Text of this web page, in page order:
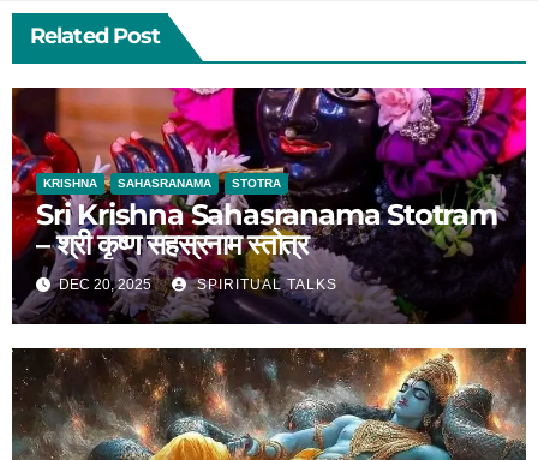
Related Post
KRISHNA SAHASRANAMA STOTRA
Sri Krishna Sahasranama Stotram
– श्री कृष्ण सहस्रनाम स्तोत्र
DEC 20, 2025 SPIRITUAL TALKS